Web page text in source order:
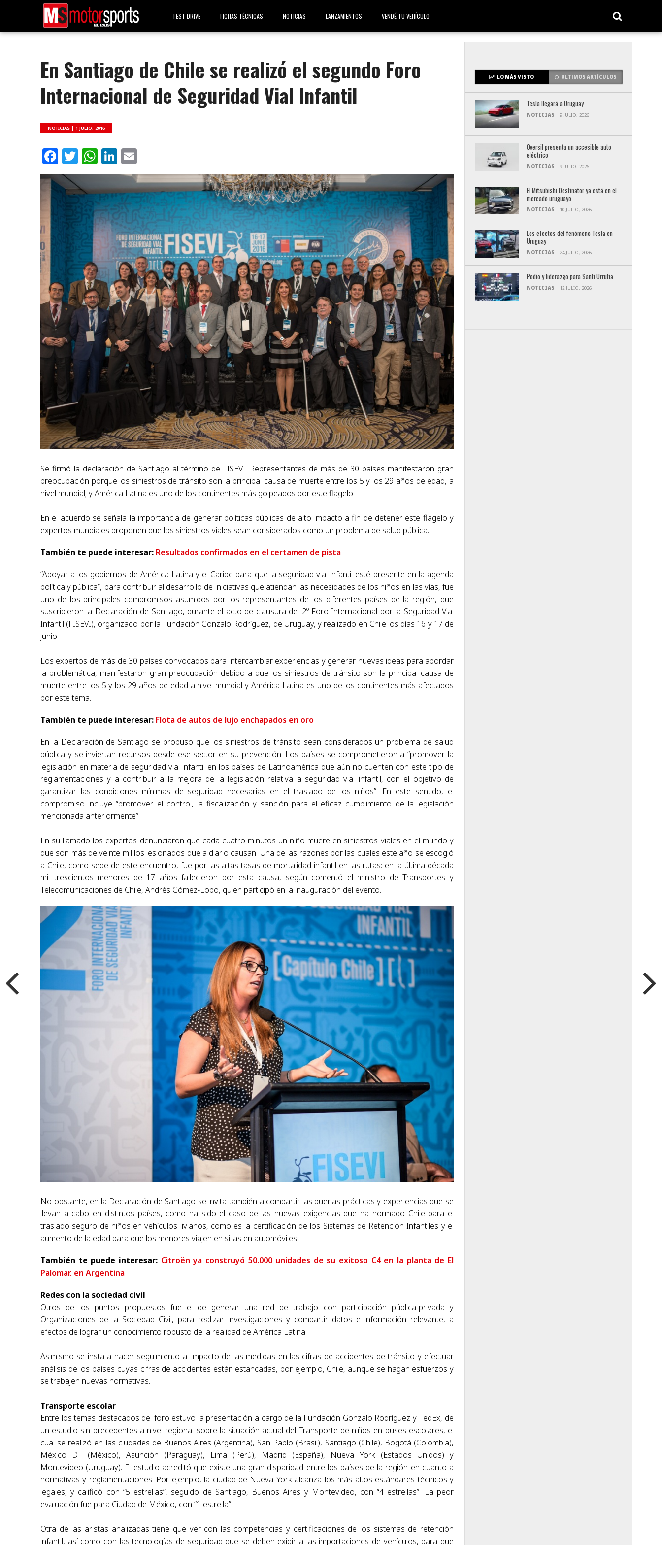
TEST DRIVE FICHAS TÉCNICAS NOTICIAS LANZAMIENTOS VENDÉ TU VEHÍCULO
En Santiago de Chile se realizó el segundo Foro
Internacional de Seguridad Vial Infantil
NOTICIAS | 1 JULIO, 2016
Facebook
Twitter
WhatsApp
LinkedIn
Se firmó la declaración de Santiago al término de FISEVI. Representantes de más de 30 países manifestaron gran
preocupación porque los siniestros de tránsito son la principal causa de muerte entre los 5 y los 29 años de edad, a
nivel mundial; y América Latina es uno de los continentes más golpeados por este flagelo.
En el acuerdo se señala la importancia de generar políticas públicas de alto impacto a fin de detener este flagelo y
expertos mundiales proponen que los siniestros viales sean considerados como un problema de salud pública.
También te puede interesar: Resultados confirmados en el certamen de pista
“Apoyar a los gobiernos de América Latina y el Caribe para que la seguridad vial infantil esté presente en la agenda
política y pública”, para contribuir al desarrollo de iniciativas que atiendan las necesidades de los niños en las vías, fue
uno de los principales compromisos asumidos por los representantes de los diferentes países de la región, que
suscribieron la Declaración de Santiago, durante el acto de clausura del 2º Foro Internacional por la Seguridad Vial
Infantil (FISEVI), organizado por la Fundación Gonzalo Rodríguez, de Uruguay, y realizado en Chile los días 16 y 17 de
junio.
Los expertos de más de 30 países convocados para intercambiar experiencias y generar nuevas ideas para abordar
la problemática, manifestaron gran preocupación debido a que los siniestros de tránsito son la principal causa de
muerte entre los 5 y los 29 años de edad a nivel mundial y América Latina es uno de los continentes más afectados
por este tema.
También te puede interesar: Flota de autos de lujo enchapados en oro
En la Declaración de Santiago se propuso que los siniestros de tránsito sean considerados un problema de salud
pública y se inviertan recursos desde ese sector en su prevención. Los países se comprometieron a “promover la
legislación en materia de seguridad vial infantil en los países de Latinoamérica que aún no cuenten con este tipo de
reglamentaciones y a contribuir a la mejora de la legislación relativa a seguridad vial infantil, con el objetivo de
garantizar las condiciones mínimas de seguridad necesarias en el traslado de los niños”. En este sentido, el
compromiso incluye “promover el control, la fiscalización y sanción para el eficaz cumplimiento de la legislación
mencionada anteriormente”.
En su llamado los expertos denunciaron que cada cuatro minutos un niño muere en siniestros viales en el mundo y
que son más de veinte mil los lesionados que a diario causan. Una de las razones por las cuales este año se escogió
a Chile, como sede de este encuentro, fue por las altas tasas de mortalidad infantil en las rutas: en la última década
mil trescientos menores de 17 años fallecieron por esta causa, según comentó el ministro de Transportes y
Telecomunicaciones de Chile, Andrés Gómez-Lobo, quien participó en la inauguración del evento.
No obstante, en la Declaración de Santiago se invita también a compartir las buenas prácticas y experiencias que se
llevan a cabo en distintos países, como ha sido el caso de las nuevas exigencias que ha normado Chile para el
traslado seguro de niños en vehículos livianos, como es la certificación de los Sistemas de Retención Infantiles y el
aumento de la edad para que los menores viajen en sillas en automóviles.
También te puede interesar: Citroën ya construyó 50.000 unidades de su exitoso C4 en la planta de El
Palomar, en Argentina
Redes con la sociedad civil
Otros de los puntos propuestos fue el de generar una red de trabajo con participación pública-privada y
Organizaciones de la Sociedad Civil, para realizar investigaciones y compartir datos e información relevante, a
efectos de lograr un conocimiento robusto de la realidad de América Latina.
Asimismo se insta a hacer seguimiento al impacto de las medidas en las cifras de accidentes de tránsito y efectuar
análisis de los países cuyas cifras de accidentes están estancadas, por ejemplo, Chile, aunque se hagan esfuerzos y
se trabajen nuevas normativas.
Transporte escolar
Entre los temas destacados del foro estuvo la presentación a cargo de la Fundación Gonzalo Rodríguez y FedEx, de
un estudio sin precedentes a nivel regional sobre la situación actual del Transporte de niños en buses escolares, el
cual se realizó en las ciudades de Buenos Aires (Argentina), San Pablo (Brasil), Santiago (Chile), Bogotá (Colombia),
México DF (México), Asunción (Paraguay), Lima (Perú), Madrid (España), Nueva York (Estados Unidos) y
Montevideo (Uruguay). El estudio acreditó que existe una gran disparidad entre los países de la región en cuanto a
normativas y reglamentaciones. Por ejemplo, la ciudad de Nueva York alcanza los más altos estándares técnicos y
legales, y calificó con “5 estrellas”, seguido de Santiago, Buenos Aires y Montevideo, con “4 estrellas”. La peor
evaluación fue para Ciudad de México, con “1 estrella”.
Otra de las aristas analizadas tiene que ver con las competencias y certificaciones de los sistemas de retención
infantil, así como con las tecnologías de seguridad que se deben exigir a las importaciones de vehículos, para que
LO MÁS VISTO ÚLTIMOS ARTÍCULOS
Tesla llegará a Uruguay
NOTICIAS 9 JULIO, 2026
Oversil presenta un accesible auto
eléctrico
NOTICIAS 9 JULIO, 2026
El Mitsubishi Destinator ya está en el
mercado uruguayo
NOTICIAS 10 JULIO, 2026
Los efectos del fenómeno Tesla en
Uruguay
NOTICIAS 24 JULIO, 2026
Podio y liderazgo para Santi Urrutia
NOTICIAS 12 JULIO, 2026